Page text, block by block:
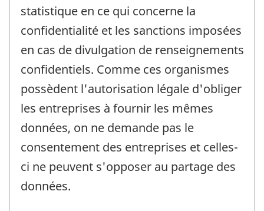
statistique en ce qui concerne la
confidentialité et les sanctions imposées
en cas de divulgation de renseignements
confidentiels. Comme ces organismes
possèdent l'autorisation légale d'obliger
les entreprises à fournir les mêmes
données, on ne demande pas le
consentement des entreprises et celles-
ci ne peuvent s'opposer au partage des
données.